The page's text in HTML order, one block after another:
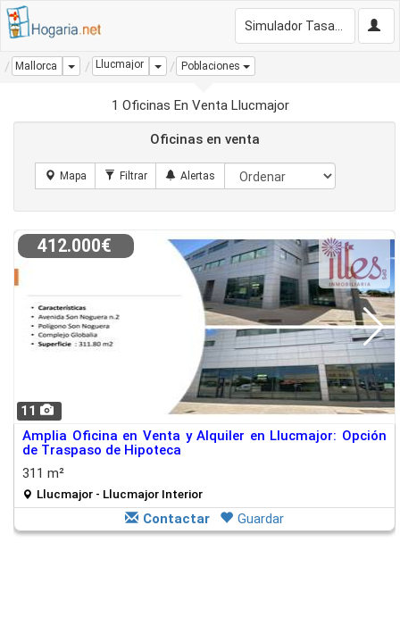
Mallorca Dropdown
Llucmajor Dropdown
Poblaciones
1 Oficinas En Venta Llucmajor
Oficinas en venta
11
412.000€
Amplia Oficina en Venta y Alquiler en Llucmajor: Opción
de Traspaso de Hipoteca
311 m²
Llucmajor - Llucmajor Interior
Contactar Guardar